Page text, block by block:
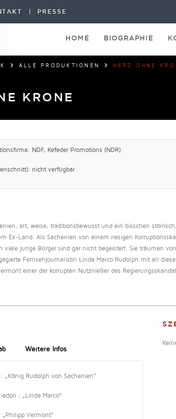
PRESSE
HOME BIOGRAPHIE
ALLE PRODUKTIONEN HERZ OHNE
KRONE
NDF, Kefeder Promotions (NDR)
nicht verfügbar
alt, weise, traditionsbewusst und ein bisschen
Ex-Land. Als Sachenien von einem riesigen
viele junge Bürger sind gar nicht begeistert. Sie träumen
Fernsehjournalistin Linda Marco Rudolph mit all
einer der korrupten Nutznießer des
Weitere Infos
: „König Rudolph von Sachenien“
: „Linda Marco“
„Philipp Vermont“